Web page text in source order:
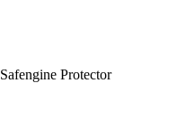
Safengine Protector